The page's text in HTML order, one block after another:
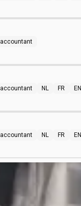
accountant
accountant NL FR EN
accountant NL FR EN